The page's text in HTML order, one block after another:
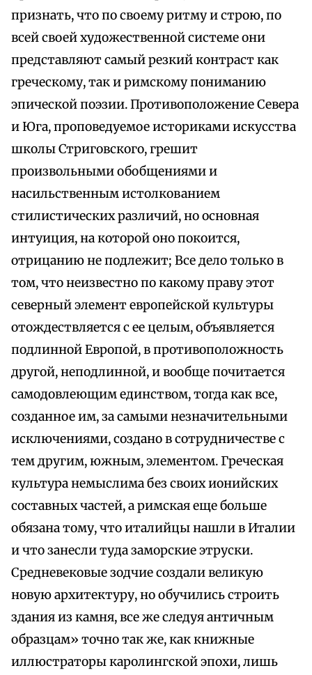
признать, что по своему ритму и строю, по
всей своей художественной системе они
представляют самый резкий контраст как
греческому, так и римскому пониманию
эпической поэзии. Противоположение Севера
и Юга, проповедуемое историками искусства
школы Стриговского, грешит
произвольными обобщениями и
насильственным истолкованием
стилистических различий, но основная
интуиция, на которой оно покоится,
отрицанию не подлежит; Все дело только в
том, что неизвестно по какому праву этот
северный элемент европейской культуры
отождествляется с ее целым, объявляется
подлинной Европой, в противоположность
другой, неподлинной, и вообще почитается
самодовлеющим единством, тогда как все,
созданное им, за самыми незначительными
исключениями, создано в сотрудничестве с
тем другим, южным, элементом. Греческая
культура немыслима без своих ионийских
составных частей, а римская еще больше
обязана тому, что италийцы нашли в Италии
и что занесли туда заморские этруски.
Средневековые зодчие создали великую
новую архитектуру, но обучились строить
здания из камня, все же следуя античным
образцам» точно так же, как книжные
иллюстраторы каролингской эпохи, лишь